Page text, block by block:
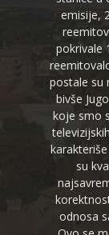
emisije,
pokrivale
postale su
bivše
koje smo
su
odnosa